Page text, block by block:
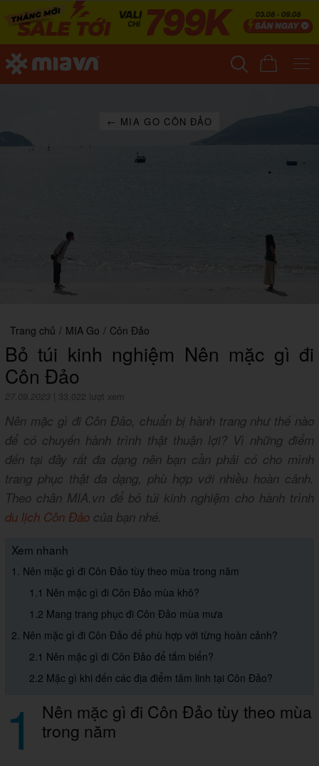
← MIA GO CÔN ĐẢO
Trang chủ / MIA Go / Côn Đảo
Bỏ túi kinh nghiệm Nên mặc gì đi
Côn Đảo
27.09.2023 33,022 lượt xem
Nên mặc gì đi Côn Đảo, chuẩn bị hành trang như thế nào
để có chuyến hành trình thật thuận lợi? Vì những điểm
đến tại đây rất đa dạng nên bạn cần phải có cho mình
trang phục thật đa dạng, phù hợp với nhiều hoàn cảnh.
Theo chân MIA.vn để bỏ túi kinh nghiệm cho hành trình
du lịch Côn Đảo của bạn nhé.
Xem nhanh
1. Nên mặc gì đi Côn Đảo tùy theo mùa trong năm
1.1 Nên mặc gì đi Côn Đảo mùa khô?
1.2 Mang trang phục đi Côn Đảo mùa mưa
2. Nên mặc gì đi Côn Đảo để phù hợp với từng hoàn cảnh?
2.1 Nên mặc gì đi Côn Đảo để tắm biển?
2.2 Mặc gì khi đến các địa điểm tâm linh tại Côn Đảo?
1 Nên mặc gì đi Côn Đảo tùy theo mùa
trong năm